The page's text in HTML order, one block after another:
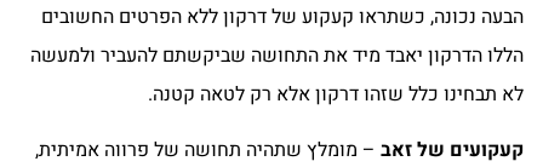
הבעה נכונה, כשתראו קעקוע של דרקון ללא הפרטים החשובים
הללו הדרקון יאבד מיד את התחושה שביקשתם להעביר ולמעשה
לא תבחינו כלל שזהו דרקון אלא רק לטאה קטנה.
קעקועים של זאב– מומלץ שתהיה תחושה של פרווה אמיתית,